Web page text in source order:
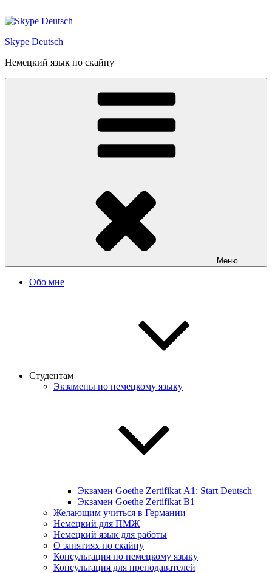
к
Skype Deutsch
Немецкий язык по скайпу
Меню
Обо мне
Студентам
Экзамены по немецкому языку
Экзамен Goethe Zertifikat А1: Start Deutsch
Экзамен Goethe Zertifikat B1
Желающим учиться в Германии
Немецкий для ПМЖ
Немецкий язык для работы
О занятиях по скайпу
Консультация по немецкому языку
Консультация для преподавателей